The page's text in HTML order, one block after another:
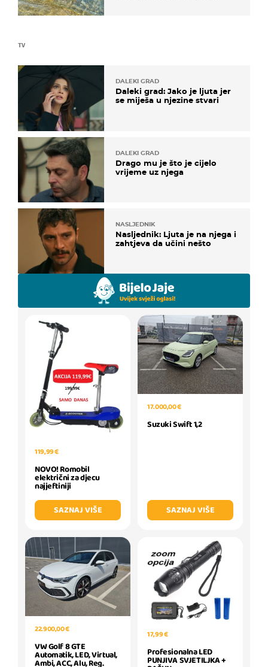
TV
DALEKI GRAD
Daleki grad: Jako je ljuta jer
se miješa u njezine stvari
DALEKI GRAD
Drago mu je što je cijelo
vrijeme uz njega
NASLJEDNIK
Nasljednik: Ljuta je na njega i
zahtjeva da učini nešto
119,99 €
NOVO! Romobil
električni za djecu
najjeftiniji
SAZNAJ VIŠE
17.000,00 €
Suzuki Swift 1,2
SAZNAJ VIŠE
22.900,00 €
VW Golf 8 GTE
Automatik, LED, Virtual,
Ambi, ACC, Alu, Reg.
17,99 €
Profesionalna LED
PUNJIVA SVJETILJKA +